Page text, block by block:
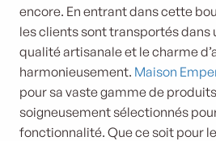
encore. En entrant dans cette
les clients sont transportés dans
qualité artisanale et le charme
harmonieusement. Maison
pour sa vaste gamme de
soigneusement sélectionnés
fonctionnalité. Que ce soit pour